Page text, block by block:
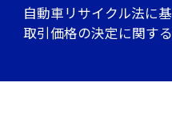
自動車リサイクル法に
取引価格の決定に関す